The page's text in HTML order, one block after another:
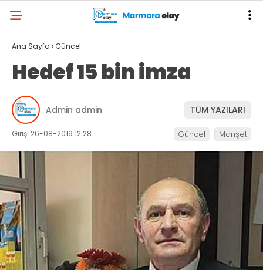
Ana Sayfa ›Güncel
Hedef 15 bin imza
Admin admin TÜM YAZILARI
Giriş: 26-08-2019 12:28 Güncel Manşet